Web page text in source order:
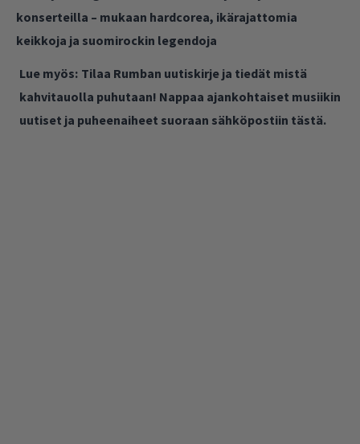
konserteilla – mukaan hardcorea, ikärajattomia
keikkoja ja suomirockin legendoja
Lue myös: Tilaa Rumban uutiskirje ja tiedät mistä
kahvitauolla puhutaan! Nappaa ajankohtaiset musiikin
uutiset ja puheenaiheet suoraan sähköpostiin tästä.